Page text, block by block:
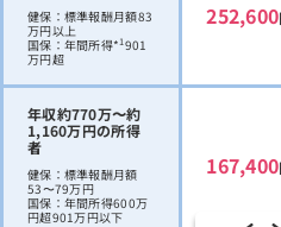
健保：標準報酬月額83
万円以上
国保：年間所得*1901
万円超
252,600
年収約770万〜約
1,160万円の所得
者
健保：標準報酬月額
53〜79万円
国保：年間所得600万
円超901万円以下
167,400